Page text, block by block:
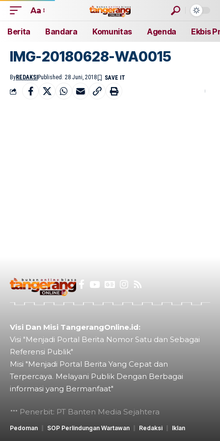
Aa
Berita Bandara Komunitas Agenda Ekbis
IMG-20180628-WA0015
ByREDAKSI Published: 28 Juni, 2018
Visi Dan Misi TangerangOnline.id:
Visi "Menjadi Portal Berita Nomor Satu dan Sebagai
Referensi Publik"
Misi "Menjadi Portal Berita Yang Cepat dan
Terpercaya. Melayani Publik Dengan Berbagai
informasi yang Bermanfaat"
Penerbit: PT Banten Media Sejahtera
Pedoman SOP Perlindungan Wartawan Redaksi Iklan